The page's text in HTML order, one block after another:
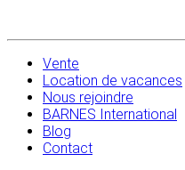
Vente
Location de vacances
Nous rejoindre
BARNES International
Blog
Contact